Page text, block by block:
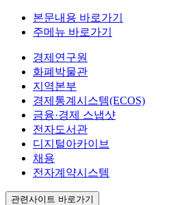
본문내용 바로가기
주메뉴 바로가기
경제연구원
화폐박물관
지역본부
경제통계시스템(ECOS)
금융·경제 스냅샷
전자도서관
디지털아카이브
채용
전자계약시스템
관련사이트 바로가기